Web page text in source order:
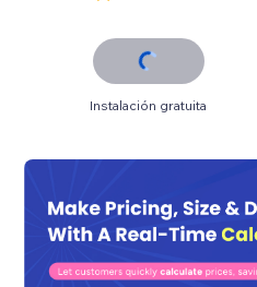
Instalación gratuita